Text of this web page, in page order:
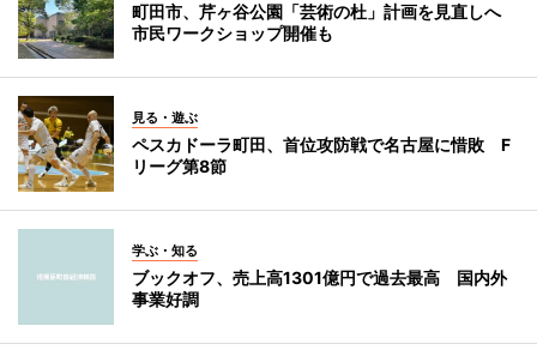
町田市、芹ヶ谷公園「芸術の杜」計画を見直しへ
市民ワークショップ開催も
見る・遊ぶ
ペスカドーラ町田、首位攻防戦で名古屋に惜敗 F
リーグ第8節
学ぶ・知る
ブックオフ、売上高1301億円で過去最高 国内外
事業好調